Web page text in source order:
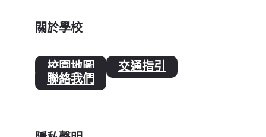
關於學校
校園地圖 交通指引
聯絡我們